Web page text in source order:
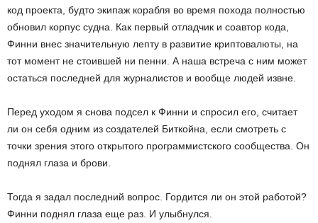
код проекта, будто экипаж корабля во время похода полностью
обновил корпус судна. Как первый отладчик и соавтор кода,
Финни внес значительную лепту в развитие криптовалюты, на
тот момент не стоившей ни пенни. А наша встреча с ним может
остаться последней для журналистов и вообще людей извне.
Перед уходом я снова подсел к Финни и спросил его, считает
ли он себя одним из создателей Биткойна, если смотреть с
точки зрения этого открытого программистского сообщества. Он
поднял глаза и брови.
Тогда я задал последний вопрос. Гордится ли он этой работой?
Финни поднял глаза еще раз. И улыбнулся.